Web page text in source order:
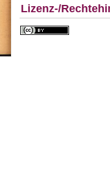
Lizenz-/